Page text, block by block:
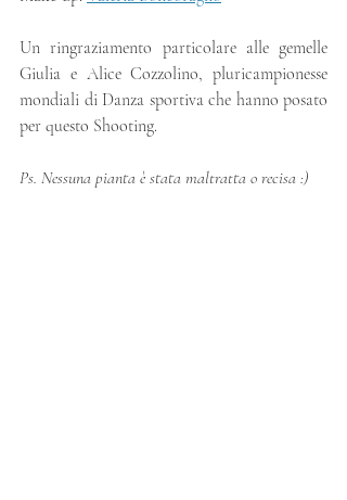
Un ringraziamento particolare alle gemelle
Giulia e Alice Cozzolino, pluricampionesse
mondiali di Danza sportiva che hanno posato
per questo Shooting.
Ps. Nessuna pianta è stata maltratta o recisa :)